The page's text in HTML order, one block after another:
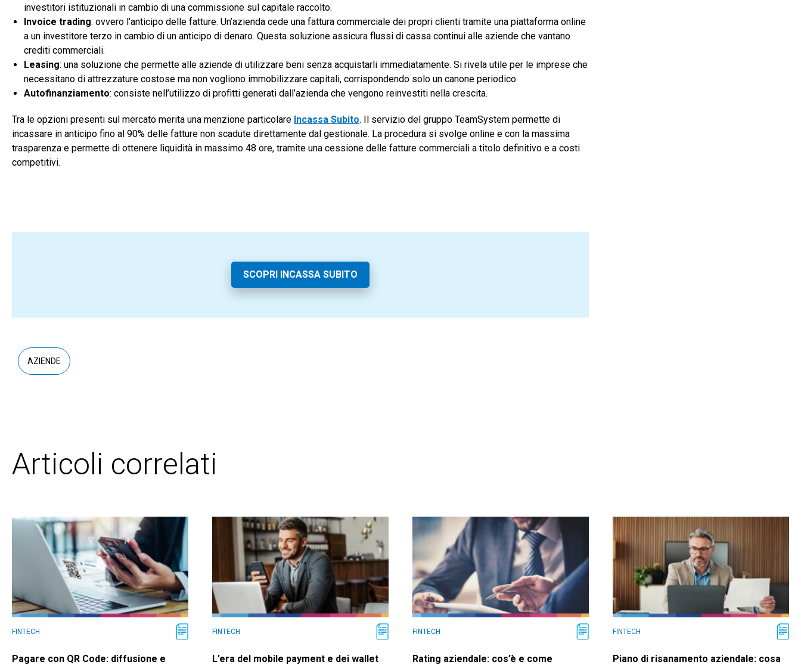
investitori istituzionali in cambio di una commissione sul capitale raccolto.
Invoice trading: ovvero l’anticipo delle fatture. Un’azienda cede una fattura commerciale dei propri clienti tramite una piattaforma online
a un investitore terzo in cambio di un anticipo di denaro. Questa soluzione assicura flussi di cassa continui alle aziende che vantano
crediti commerciali.
Leasing: una soluzione che permette alle aziende di utilizzare beni senza acquistarli immediatamente. Si rivela utile per le imprese che
necessitano di attrezzature costose ma non vogliono immobilizzare capitali, corrispondendo solo un canone periodico.
Autofinanziamento: consiste nell’utilizzo di profitti generati dall’azienda che vengono reinvestiti nella crescita.
Tra le opzioni presenti sul mercato merita una menzione particolare Incassa Subito. Il servizio del gruppo TeamSystem permette di
incassare in anticipo fino al 90% delle fatture non scadute direttamente dal gestionale. La procedura si svolge online e con la massima
trasparenza e permette di ottenere liquidità in massimo 48 ore, tramite una cessione delle fatture commerciali a titolo definitivo e a costi
competitivi.
SCOPRI INCASSA SUBITO
AZIENDE
Articoli correlati
FINTECH
Pagare con QR Code: diffusione e
FINTECH
L’era del mobile payment e dei wallet
FINTECH
Rating aziendale: cos’è e come
FINTECH
Piano di risanamento aziendale: cosa